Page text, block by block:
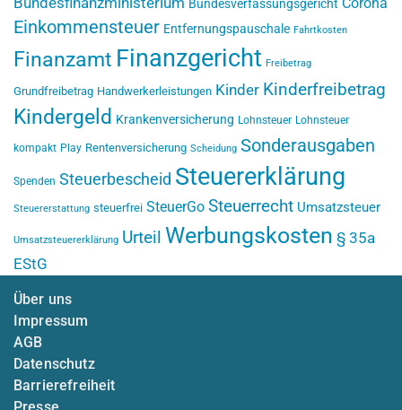
Bundesverfassungsgericht
Einkommensteuer Entfernungspauschale Fahrtkosten
Finanzamt Finanzgericht Freibetrag
Grundfreibetrag Handwerkerleistungen Kinder Kinderfreibetrag
Kindergeld Krankenversicherung Lohnsteuer Lohnsteuer
kompakt Play Rentenversicherung Scheidung Sonderausgaben
Spenden Steuerbescheid Steuererklärung
Steuererstattung steuerfrei SteuerGo Steuerrecht Umsatzsteuer
Umsatzsteuererklärung Urteil Werbungskosten § 35a
EStG
Über uns
Impressum
AGB
Datenschutz
Barrierefreiheit